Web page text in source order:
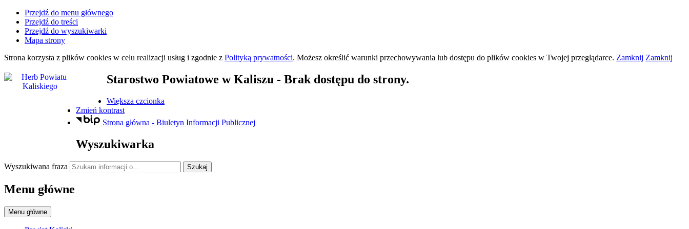
Przejdź do menu głównego
Przejdź do treści
Przejdź do wyszukiwarki
Mapa strony
Strona korzysta z plików cookies w celu realizacji usług i zgodnie z Polityką prywatności. Możesz określić warunki przechowywania lub dostępu do plików cookies w Twojej przeglądarce. Zamknij Zamknij
Starostwo Powiatowe w Kaliszu - Brak dostępu do strony.
Większa czcionka
Zmień kontrast
Strona główna - Biuletyn Informacji Publicznej
Wyszukiwarka
Wyszukiwana fraza Szukaj
Menu główne
Menu główne